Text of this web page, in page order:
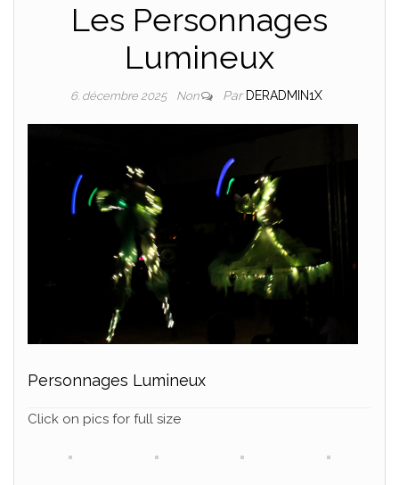
Les Personnages
Lumineux
6. décembre 2025 Non Par DERADMIN1X
Personnages Lumineux
Click on pics for full size